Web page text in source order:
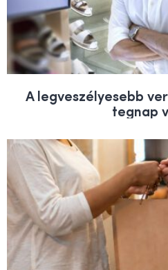
A legveszélyesebb
tegnap